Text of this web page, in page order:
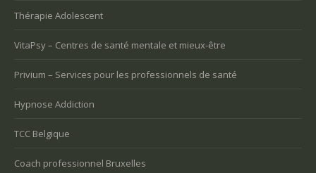
Thérapie Adolescent
VitaPsy – Centres de santé mentale et mieux-être
Privium – Services pour les professionnels de santé
Hypnose Addiction
TCC Belgique
Coach professionnel Bruxelles